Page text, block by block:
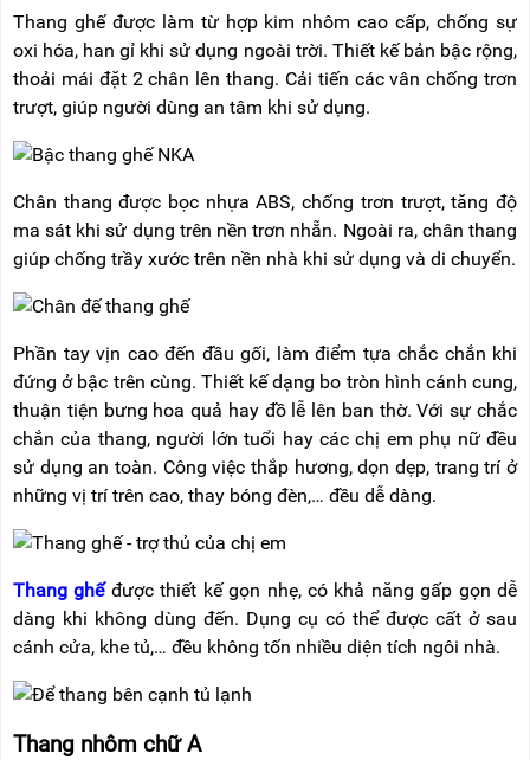
LIÊN
THANG
RẢNH
TAY
XE
HÀNG
BỘ
DÂY
THOÁT
HIỂM
TỰ
NÂNG
TAY
Thang ghế được làm từ hợp kim nhôm cao cấp, chống sự
oxi hóa, han gỉ khi sử dụng ngoài trời. Thiết kế bản bậc rộng,
thoải mái đặt 2 chân lên thang. Cải tiến các vân chống trơn
trượt, giúp người dùng an tâm khi sử dụng.
Chân thang được bọc nhựa ABS, chống trơn trượt, tăng độ
ma sát khi sử dụng trên nền trơn nhẵn. Ngoài ra, chân thang
giúp chống trầy xước trên nền nhà khi sử dụng và di chuyển.
Phần tay vịn cao đến đầu gối, làm điểm tựa chắc chắn khi
đứng ở bậc trên cùng. Thiết kế dạng bo tròn hình cánh cung,
thuận tiện bưng hoa quả hay đồ lễ lên ban thờ. Với sự chắc
chắn của thang, người lớn tuổi hay các chị em phụ nữ đều
sử dụng an toàn. Công việc thắp hương, dọn dẹp, trang trí ở
những vị trí trên cao, thay bóng đèn,… đều dễ dàng.
Thang ghếđược thiết kế gọn nhẹ, có khả năng gấp gọn dễ
dàng khi không dùng đến. Dụng cụ có thể được cất ở sau
cánh cửa, khe tủ,… đều không tốn nhiều diện tích ngôi nhà.
Thang nhôm chữ A